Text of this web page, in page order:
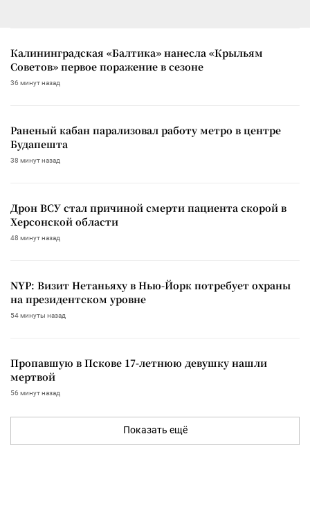
Калининградская «Балтика» нанесла «Крыльям
Советов» первое поражение в сезоне
36 минут назад
Раненый кабан парализовал работу метро в центре
Будапешта
38 минут назад
Дрон ВСУ стал причиной смерти пациента скорой в
Херсонской области
48 минут назад
NYP: Визит Нетаньяху в Нью-Йорк потребует охраны
на президентском уровне
54 минуты назад
Пропавшую в Пскове 17-летнюю девушку нашли
мертвой
56 минут назад
Показать ещё